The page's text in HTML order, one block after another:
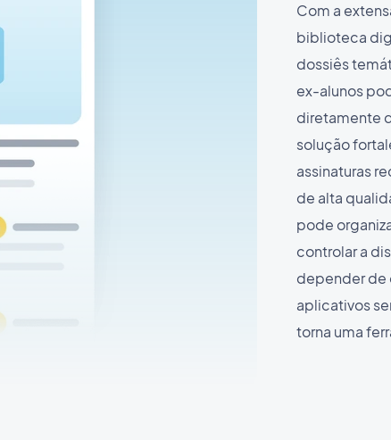
Com a
biblioteca
dossiês
ex-alunos
diretamente
solução
assinaturas
de alta
pode
controlar a
depender de
aplicativos
torna uma